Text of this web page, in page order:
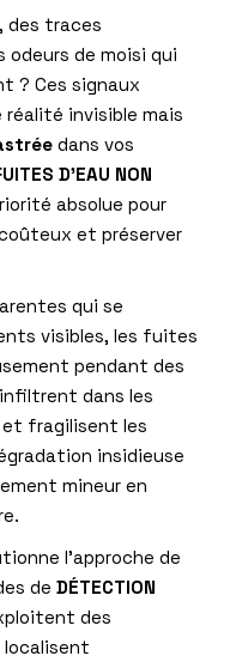
des traces
odeurs de moisi qui
? Ces signaux
réalité invisible mais
dans vos
D’EAU NON
absolue pour
et préserver
qui se
visibles, les fuites
pendant des
dans les
fragilisent les
insidieuse
mineur en
l’approche de
deDÉTECTION
des